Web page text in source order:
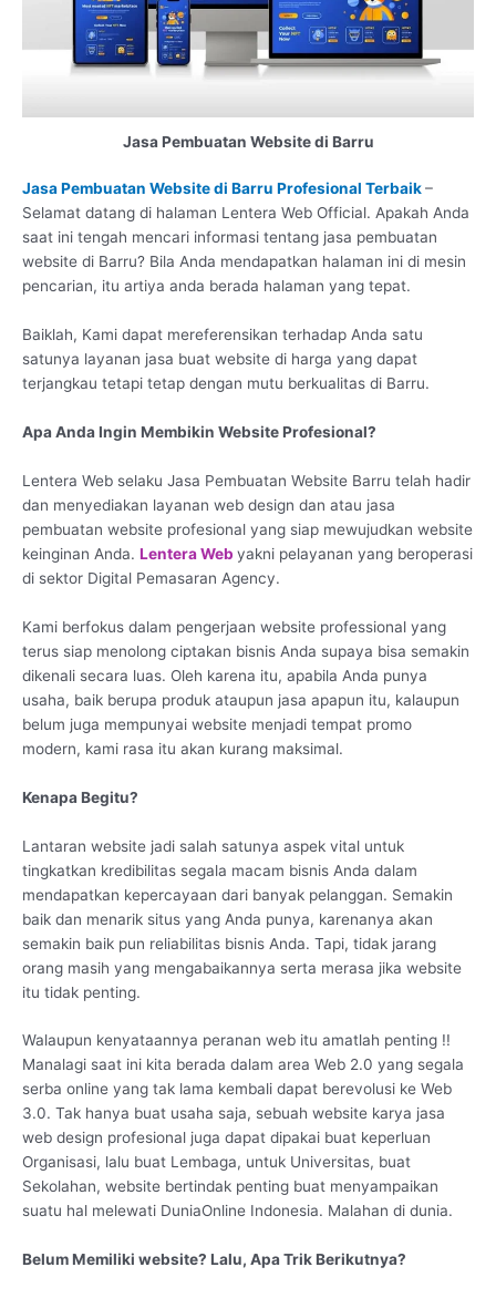
Jasa Pembuatan Website di Barru
Jasa Pembuatan Website di Barru Profesional Terbaik–
Selamat datang di halaman Lentera Web Official. Apakah Anda
saat ini tengah mencari informasi tentang jasa pembuatan
website di Barru? Bila Anda mendapatkan halaman ini di mesin
pencarian, itu artiya anda berada halaman yang tepat.
Baiklah, Kami dapat mereferensikan terhadap Anda satu
satunya layanan jasa buat website di harga yang dapat
terjangkau tetapi tetap dengan mutu berkualitas di Barru.
Apa Anda Ingin Membikin Website Profesional?
Lentera Web selaku Jasa Pembuatan Website Barru telah hadir
dan menyediakan layanan web design dan atau jasa
pembuatan website profesional yang siap mewujudkan website
keinginan Anda. Lentera Web yakni pelayanan yang beroperasi
di sektor Digital Pemasaran Agency.
Kami berfokus dalam pengerjaan website professional yang
terus siap menolong ciptakan bisnis Anda supaya bisa semakin
dikenali secara luas. Oleh karena itu, apabila Anda punya
usaha, baik berupa produk ataupun jasa apapun itu, kalaupun
belum juga mempunyai website menjadi tempat promo
modern, kami rasa itu akan kurang maksimal.
Kenapa Begitu?
Lantaran website jadi salah satunya aspek vital untuk
tingkatkan kredibilitas segala macam bisnis Anda dalam
mendapatkan kepercayaan dari banyak pelanggan. Semakin
baik dan menarik situs yang Anda punya, karenanya akan
semakin baik pun reliabilitas bisnis Anda. Tapi, tidak jarang
orang masih yang mengabaikannya serta merasa jika website
itu tidak penting.
Walaupun kenyataannya peranan web itu amatlah penting !!
Manalagi saat ini kita berada dalam area Web 2.0 yang segala
serba online yang tak lama kembali dapat berevolusi ke Web
3.0. Tak hanya buat usaha saja, sebuah website karya jasa
web design profesional juga dapat dipakai buat keperluan
Organisasi, lalu buat Lembaga, untuk Universitas, buat
Sekolahan, website bertindak penting buat menyampaikan
suatu hal melewati DuniaOnline Indonesia. Malahan di dunia.
Belum Memiliki website? Lalu, Apa Trik Berikutnya?